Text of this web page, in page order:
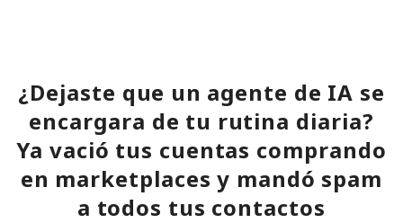
¿Dejaste que un agente de IA se
encargara de tu rutina diaria?
Ya vació tus cuentas comprando
en marketplaces y mandó spam
a todos tus contactos